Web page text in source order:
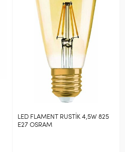
LED FLAMENT RUSTİK 4,5W 825
E27 OSRAM